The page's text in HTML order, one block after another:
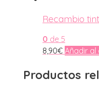
Recambio
0 de 5
8,90€ Añadir al
Productos